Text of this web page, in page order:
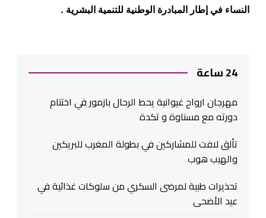
النساء في إطار المبادرة الوطنية للتنمية البشرية .
24 ساعة
مهرجان ارواح غيوانية يحط الرحال بازمور في اختتام
دورته مع مسناوة و تكدة
تألق لافت للمشاركين في بطولة المغرب للبريكين
والهيب هوب
تحذيرات طبية لمرضى السكري من سلوكات غذائية في
عيد الأضحى